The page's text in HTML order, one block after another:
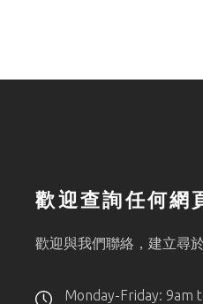
歡迎查詢任何網
歡迎與我們聯絡，建立尋
Monday-Friday: 9am